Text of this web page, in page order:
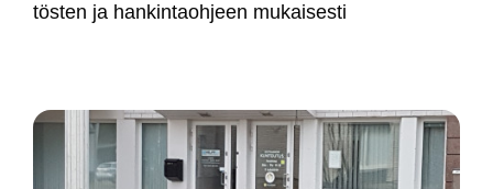
tös­ten ja han­kin­taoh­jeen mu­kai­ses­ti